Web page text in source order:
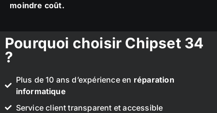
moindre coût.
Pourquoi choisir Chipset 34
?
Plus de 10 ans d’expérience en réparation
informatique
Service client transparent et accessible